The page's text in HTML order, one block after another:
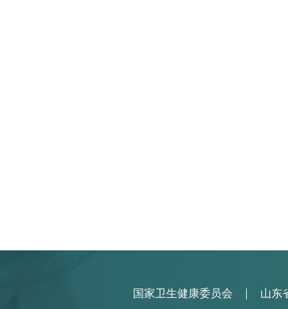
国家卫生健康委员会 | 山东